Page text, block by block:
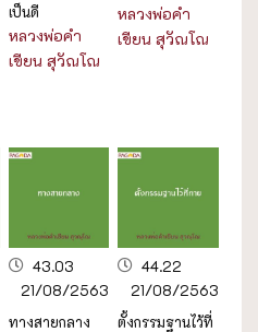
เป็นดี
หลวงพ่อคำ
เขียน สุวัณโณ
หลวงพ่อคำ
เขียน สุวัณโณ
43.03
21/08/2563
ทางสายกลาง
44.22
21/08/2563
ตั้งกรรมฐานไว้ที่